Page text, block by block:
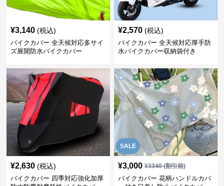
¥3,140 (税込)
バイクカバー 全天候対応多サイ
ズ展開防水バイクカバー
¥2,570 (税込)
バイクカバー 全天候対応厚手防
水バイクカバー収納袋付き
¥2,630 (税込)
バイクカバー 四季対応強化加厚
SALE
¥3,000 ¥3340(割引前)
バイクカバー 花柄ハンドルカバ